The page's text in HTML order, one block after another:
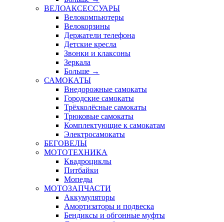
ВЕЛОАКСЕССУАРЫ
Велокомпьютеры
Велокорзины
Держатели телефона
Детские кресла
Звонки и клаксоны
Зеркала
Больше →
САМОКАТЫ
Внедорожные самокаты
Городские самокаты
Трёхколёсные самокаты
Трюковые самокаты
Комплектующие к самокатам
Электросамокаты
БЕГОВЕЛЫ
МОТОТЕХНИКА
Квадроциклы
Питбайки
Мопеды
МОТОЗАПЧАСТИ
Аккумуляторы
Амортизаторы и подвеска
Бендиксы и обгонные муфты